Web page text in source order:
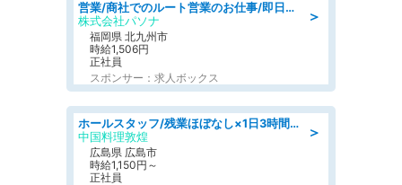
＞
営業/商社でのルート営業のお仕事/即日勤務可/車通勤可/営業
株式会社パソナ
福岡県 北九州市
時給1,506円
正社員
スポンサー：求人ボックス
＞
ホールスタッフ/残業ほぼなし×1日3時間〜勤務OK!フォロー体制も充実/広島県/広島市南区
中国料理敦煌
広島県 広島市
時給1,150円～
正社員